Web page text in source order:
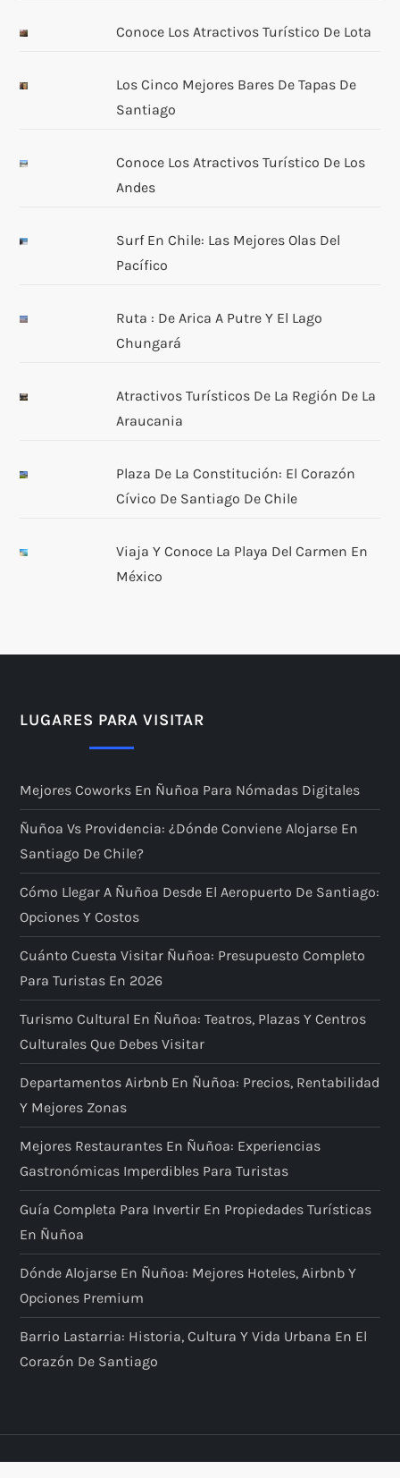
Conoce Los Atractivos Turístico De Lota
Los Cinco Mejores Bares De Tapas De
Santiago
Conoce Los Atractivos Turístico De Los
Andes
Surf En Chile: Las Mejores Olas Del
Pacífico
Ruta : De Arica A Putre Y El Lago
Chungará
Atractivos Turísticos De La Región De La
Araucania
Plaza De La Constitución: El Corazón
Cívico De Santiago De Chile
Viaja Y Conoce La Playa Del Carmen En
México
LUGARES PARA VISITAR
Mejores Coworks En Ñuñoa Para Nómadas Digitales
Ñuñoa Vs Providencia: ¿dónde Conviene Alojarse En
Santiago De Chile?
Cómo Llegar A Ñuñoa Desde El Aeropuerto De Santiago:
Opciones Y Costos
Cuánto Cuesta Visitar Ñuñoa: Presupuesto Completo
Para Turistas En 2026
Turismo Cultural En Ñuñoa: Teatros, Plazas Y Centros
Culturales Que Debes Visitar
Departamentos Airbnb En Ñuñoa: Precios, Rentabilidad
Y Mejores Zonas
Mejores Restaurantes En Ñuñoa: Experiencias
Gastronómicas Imperdibles Para Turistas
Guía Completa Para Invertir En Propiedades Turísticas
En Ñuñoa
Dónde Alojarse En Ñuñoa: Mejores Hoteles, Airbnb Y
Opciones Premium
Barrio Lastarria: Historia, Cultura Y Vida Urbana En El
Corazón De Santiago